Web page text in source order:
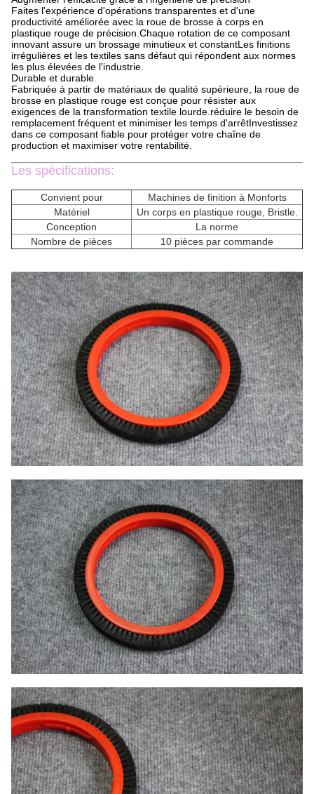
Faites l'expérience d'opérations transparentes et d'une
productivité améliorée avec la roue de brosse à corps en
plastique rouge de précision.Chaque rotation de ce composant
innovant assure un brossage minutieux et constantLes finitions
irrégulières et les textiles sans défaut qui répondent aux normes
les plus élevées de l'industrie.
Durable et durable
Fabriquée à partir de matériaux de qualité supérieure, la roue de
brosse en plastique rouge est conçue pour résister aux
exigences de la transformation textile lourde.réduire le besoin de
remplacement fréquent et minimiser les temps d'arrêtInvestissez
dans ce composant fiable pour protéger votre chaîne de
production et maximiser votre rentabilité.
Les spécifications:
Convient pour
Machines de finition à Monforts
Matériel
Un corps en plastique rouge, Bristle.
Conception
La norme
Nombre de pièces
10 pièces par commande